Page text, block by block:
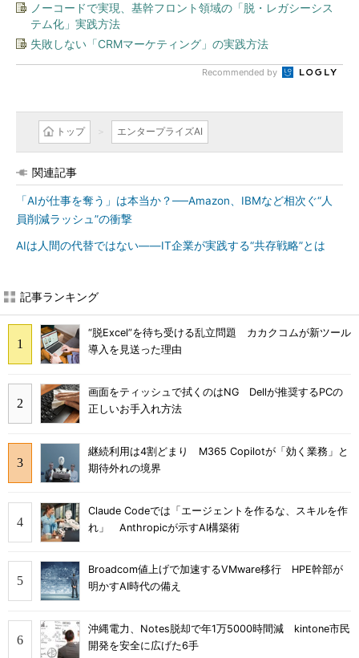
ノーコードで実現、基幹フロント領域の「脱・レガシーシス
テム化」実践方法
失敗しない「CRMマーケティング」の実践方法
Recommended by
トップ エンタープライズAI
関連記事
「AIが仕事を奪う」は本当か？──Amazon、IBMなど相次ぐ“人
員削減ラッシュ”の衝撃
AIは人間の代替ではない――IT企業が実践する“共存戦略”とは
記事ランキング
“脱Excel”を待ち受ける乱立問題 カカクコムが新ツール
導入を見送った理由
画面をティッシュで拭くのはNG Dellが推奨するPCの
正しいお手入れ方法
継続利用は4割どまり M365 Copilotが「効く業務」と
期待外れの境界
Claude Codeでは「エージェントを作るな、スキルを作
れ」 Anthropicが示すAI構築術
Broadcom値上げで加速するVMware移行 HPE幹部が
明かすAI時代の備え
沖縄電力、Notes脱却で年1万5000時間減 kintone市民
開発を安全に広げた6手